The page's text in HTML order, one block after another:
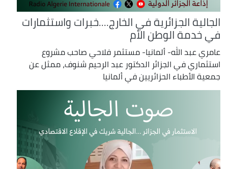
الجالية الجزائرية في الخارج....خبرات واستثمارات
في خدمة الوطن الأم
عامري عبد الله- ألمانيا- مستثمر فلاحي صاحب مشروع
استثماري في الجزائر الدكتور عبد الرحيم شنوف، ممثل عن
جمعية الأطباء الحزائريين في ألمانيا